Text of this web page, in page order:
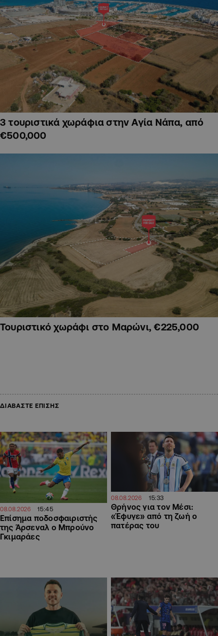
3 τουριστικά χωράφια στην Αγία Νάπα, από
€500,000
Τουριστικό χωράφι στο Μαρώνι, €225,000
ΔΙΑΒΑΣΤΕ ΕΠΙΣΗΣ
08.08.2026 15:45
Επίσημα ποδοσφαιριστής
της Άρσεναλ ο Μπρούνο
Γκιμαράες
08.08.2026 15:33
Θρήνος για τον Μέσι:
«Έφυγε» από τη ζωή ο
πατέρας του